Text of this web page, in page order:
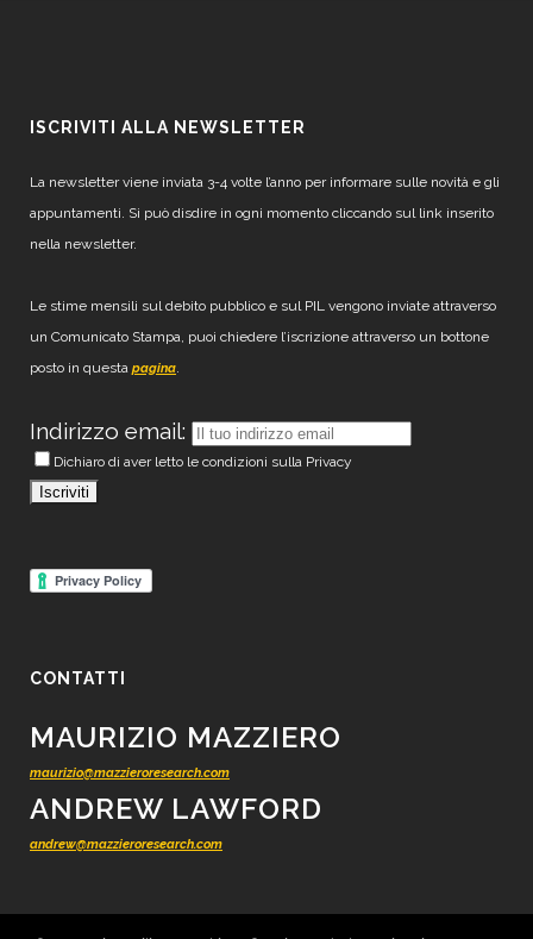
ISCRIVITI ALLA NEWSLETTER
La newsletter viene inviata 3-4 volte l’anno per informare sulle novità e gli
appuntamenti. Si può disdire in ogni momento cliccando sul link inserito
nella newsletter.
Le stime mensili sul debito pubblico e sul PIL vengono inviate attraverso
un Comunicato Stampa, puoi chiedere l’iscrizione attraverso un bottone
posto in questa pagina.
Indirizzo email:
Dichiaro di aver letto le condizioni sulla Privacy
CONTATTI
MAURIZIO MAZZIERO
maurizio@mazzieroresearch.com
ANDREW LAWFORD
andrew@mazzieroresearch.com